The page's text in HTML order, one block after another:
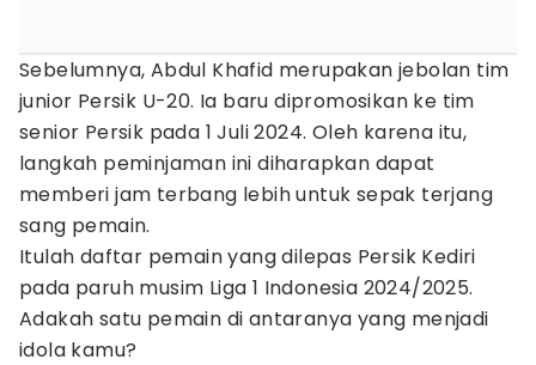
Sebelumnya, Abdul Khafid merupakan jebolan tim
junior Persik U-20. Ia baru dipromosikan ke tim
senior Persik pada 1 Juli 2024. Oleh karena itu,
langkah peminjaman ini diharapkan dapat
memberi jam terbang lebih untuk sepak terjang
sang pemain.
Itulah daftar pemain yang dilepas Persik Kediri
pada paruh musim Liga 1 Indonesia 2024/2025.
Adakah satu pemain di antaranya yang menjadi
idola kamu?